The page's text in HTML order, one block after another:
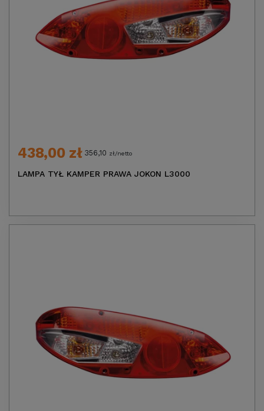
438,00 zł 356,10 zł/netto
LAMPA TYŁ KAMPER PRAWA JOKON L3000